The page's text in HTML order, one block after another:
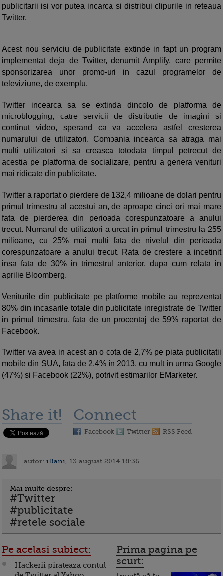
publicitarii isi vor putea incarca si distribui clipurile in reteaua
Twitter.
Acest nou serviciu de publicitate extinde in fapt un program
implementat deja de Twitter, denumit Amplify, care permite
sponsorizarea unor promo-uri in cazul programelor de
televiziune, de exemplu.
Twitter incearca sa se extinda dincolo de platforma de
microblogging, catre servicii de distributie de imagini si
continut video, sperand ca va accelera astfel cresterea
numarului de utilizatori. Compania incearca sa atraga mai
multi utilizatori si sa creasca totodata timpul petrecut de
acestia pe platforma de socializare, pentru a genera venituri
mai ridicate din publicitate.
Twitter a raportat o pierdere de 132,4 milioane de dolari pentru
primul trimestru al acestui an, de aproape cinci ori mai mare
fata de pierderea din perioada corespunzatoare a anului
trecut. Numarul de utilizatori a urcat in primul trimestru la 255
milioane, cu 25% mai multi fata de nivelul din perioada
corespunzatoare a anului trecut. Rata de crestere a incetinit
insa fata de 30% in trimestrul anterior, dupa cum relata in
aprilie Bloomberg.
Veniturile din publicitate pe platforme mobile au reprezentat
80% din incasarile totale din publicitate inregistrate de Twitter
in primul trimestru, fata de un procentaj de 59% raportat de
Facebook.
Twitter va avea in acest an o cota de 2,7% pe piata publicitatii
mobile din SUA, fata de 2,4% in 2013, cu mult in urma Google
(47%) si Facebook (22%), potrivit estimarilor EMarketer.
Share it! Connect
Facebook Twitter RSS Feed
autor: iBani , 13 august 2014 18:36
Mai multe despre:
#Twitter
#publicitate
#retele sociale
Pe acelasi subiect:
Hackerii pirateaza contul
Prima pagina pe
scurt: